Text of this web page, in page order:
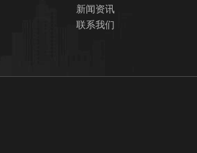
新闻资讯
联系我们